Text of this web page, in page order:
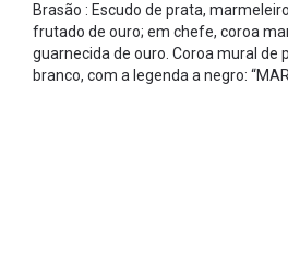
Brasão : Escudo de prata,
frutado de ouro; em chefe, coroa
guarnecida de ouro. Coroa mural de
branco, com a legenda a negro: